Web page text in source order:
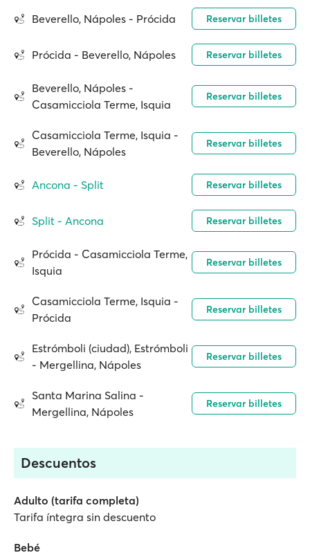
Beverello, Nápoles - Prócida Reservar billetes
Prócida - Beverello, Nápoles Reservar billetes
Beverello, Nápoles -
Casamicciola Terme, Isquia
Reservar billetes
Casamicciola Terme, Isquia -
Beverello, Nápoles
Reservar billetes
Ancona - Split Reservar billetes
Split - Ancona Reservar billetes
Prócida - Casamicciola Terme,
Isquia
Reservar billetes
Casamicciola Terme, Isquia -
Prócida
Reservar billetes
Estrómboli (ciudad), Estrómboli
- Mergellina, Nápoles
Reservar billetes
Santa Marina Salina -
Mergellina, Nápoles
Reservar billetes
Descuentos
Adulto (tarifa completa)
Tarifa íntegra sin descuento
Bebé